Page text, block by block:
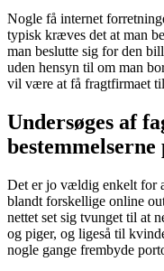
Nogle få internet
typisk kræves det at man
man beslutte sig for den
uden hensyn til om man
vil være at få fragtfirmaet
Undersøges af
Det er jo vældig enkelt for
blandt forskellige online
nettet set sig tvunget til at
og piger, og ligeså til
nogle gange frembyde